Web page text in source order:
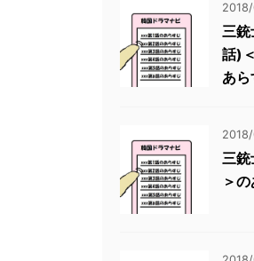
三
話)
あ
三
＞